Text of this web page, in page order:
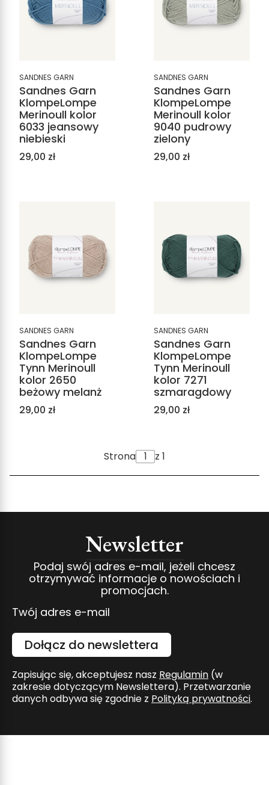
SANDNES GARN
Sandnes Garn
KlompeLompe
Merinoull kolor
6033 jeansowy
niebieski
Cena
29,00 zł
SANDNES GARN
Sandnes Garn
KlompeLompe
Merinoull kolor
9040 pudrowy
zielony
Cena
29,00 zł
SANDNES GARN
Sandnes Garn
KlompeLompe
Tynn Merinoull
kolor 2650
beżowy melanż
Cena
29,00 zł
SANDNES GARN
Sandnes Garn
KlompeLompe
Tynn Merinoull
kolor 7271
szmaragdowy
Cena
29,00 zł
Strona z 1
Newsletter
Podaj swój adres e-mail, jeżeli chcesz
otrzymywać informacje o nowościach i
promocjach.
Twój adres e-mail
Dołącz do newslettera
Zapisując się, akceptujesz nasz Regulamin (w
zakresie dotyczącym Newslettera). Przetwarzanie
danych odbywa się zgodnie z Polityką prywatności.